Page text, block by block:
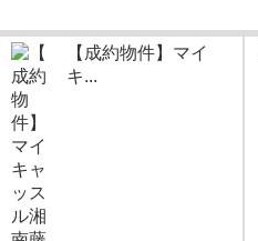
【成約物件】マイ
キ...